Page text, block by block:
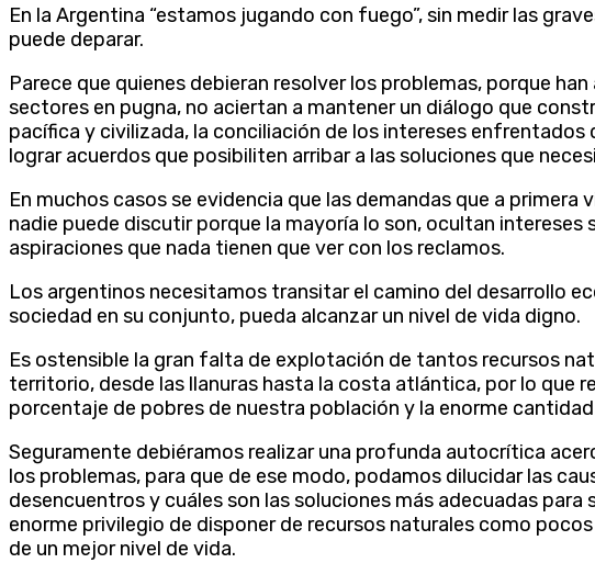
En la Argentina “estamos jugando con fuego”, sin medir las
puede deparar.
Parece que quienes debieran resolver los problemas, porque
sectores en pugna, no aciertan a mantener un diálogo que
pacífica y civilizada, la conciliación de los intereses enfrentados
lograr acuerdos que posibiliten arribar a las soluciones que
En muchos casos se evidencia que las demandas que a primera
nadie puede discutir porque la mayoría lo son, ocultan
aspiraciones que nada tienen que ver con los reclamos.
Los argentinos necesitamos transitar el camino del desarrollo
sociedad en su conjunto, pueda alcanzar un nivel de vida digno.
Es ostensible la gran falta de explotación de tantos recursos
territorio, desde las llanuras hasta la costa atlántica, por lo que
porcentaje de pobres de nuestra población y la enorme
Seguramente debiéramos realizar una profunda autocrítica
los problemas, para que de ese modo, podamos dilucidar las
desencuentros y cuáles son las soluciones más adecuadas para
enorme privilegio de disponer de recursos naturales como
de un mejor nivel de vida.